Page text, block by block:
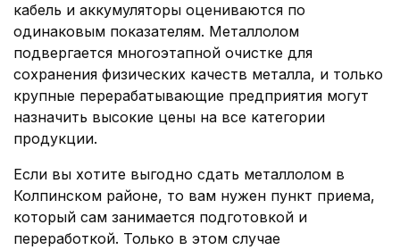
кабель и аккумуляторы оцениваются по
одинаковым показателям. Металлолом
подвергается многоэтапной очистке для
сохранения физических качеств металла, и только
крупные перерабатывающие предприятия могут
назначить высокие цены на все категории
продукции.
Если вы хотите выгодно сдать металлолом в
Колпинском районе, то вам нужен пункт приема,
который сам занимается подготовкой и
переработкой. Только в этом случае